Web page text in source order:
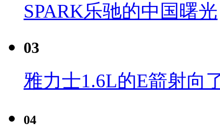
SPARK乐驰的中国曙光
03
雅力士1.6L的E箭射向
04